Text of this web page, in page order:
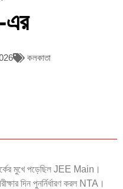
কলকাতা
মুখে পড়েছিল JEE Main।
দিন পুনর্নির্ধারণ করল NTA।